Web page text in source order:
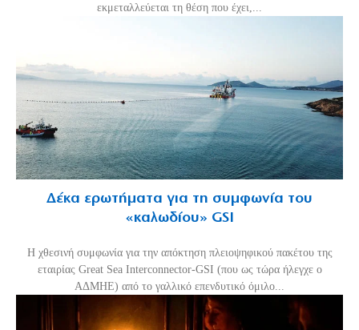
εκμεταλλεύεται τη θέση που έχει,...
Δέκα ερωτήματα για τη συμφωνία του
«καλωδίου» GSI
Η χθεσινή συμφωνία για την απόκτηση πλειοψηφικού πακέτου της
εταιρίας Great Sea Interconnector-GSI (που ως τώρα ήλεγχε ο
ΑΔΜΗΕ) από το γαλλικό επενδυτικό όμιλο...